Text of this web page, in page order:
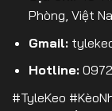
Phòng, Việt
Gmail:
Hotline:
#TyleKeo